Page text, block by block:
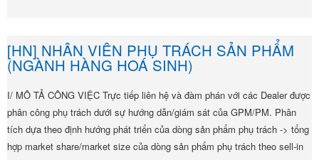
[HN] NHÂN VIÊN PHỤ TRÁCH SẢN PHẨM
(NGÀNH HÀNG HOÁ SINH)
I/ MÔ TẢ CÔNG VIỆC Trực tiếp liên hệ và đàm phán với các Dealer được
phân công phụ trách dưới sự hướng dẫn/giám sát của GPM/PM. Phân
tích dựa theo định hướng phát triển của dòng sản phẩm phụ trách -> tổng
hợp market share/market size của dòng sản phẩm phụ trách theo sell-in